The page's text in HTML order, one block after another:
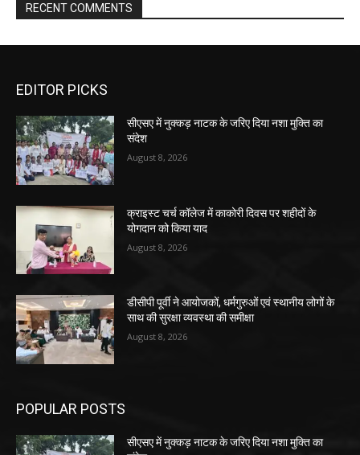
RECENT COMMENTS
EDITOR PICKS
सीएसए में नुक्कड़ नाटक के जरिए दिया नशा मुक्ति का
संदेश
August 8, 2026
क्राइस्ट चर्च कॉलेज में काकोरी दिवस पर शहीदों के
योगदान को किया याद
August 8, 2026
डीसीपी पूर्वी ने आयोजकों, धर्मगुरुओं एवं स्थानीय लोगों के
साथ की सुरक्षा व्यवस्था की समीक्षा
August 8, 2026
POPULAR POSTS
सीएसए में नुक्कड़ नाटक के जरिए दिया नशा मुक्ति का